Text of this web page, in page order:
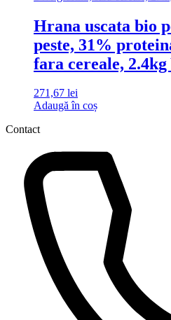
Hrana uscata bio
peste, 31%
fara cereale,
271,67 lei
Adaugă în coș
Contact